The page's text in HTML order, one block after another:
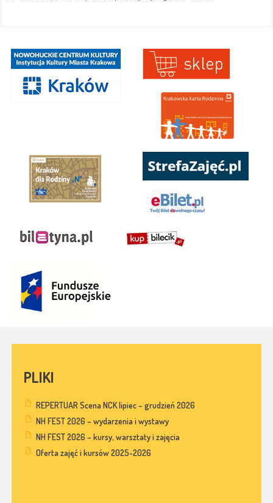
PLIKI
REPERTUAR Scena NCK lipiec – grudzień 2026
NH FEST 2026 – wydarzenia i wystawy
NH FEST 2026 – kursy, warsztaty i zajęcia
Oferta zajęć i kursów 2025-2026